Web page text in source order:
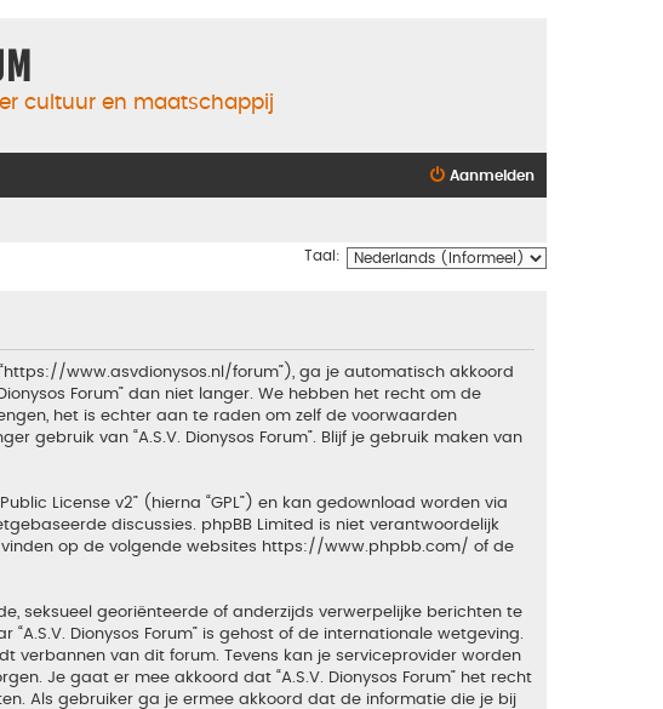
cultuur en maatschappij
Aanmelden
Taal:
“https://www.asvdionysos.nl/forum”), ga je automatisch akkoord
Forum” dan niet langer. We hebben het recht om de
het is echter aan te raden om zelf de voorwaarden
gebruik van “A.S.V. Dionysos Forum”. Blijf je gebruik maken van
License v2” (hierna “GPL”) en kan gedownload worden via
discussies. phpBB Limited is niet verantwoordelijk
op de volgende websites https://www.phpbb.com/ of de
seksueel georiënteerde of anderzijds verwerpelijke berichten te
Dionysos Forum” is gehost of de internationale wetgeving.
van dit forum. Tevens kan je serviceprovider worden
Je gaat er mee akkoord dat “A.S.V. Dionysos Forum” het recht
Als gebruiker ga je ermee akkoord dat de informatie die je bij